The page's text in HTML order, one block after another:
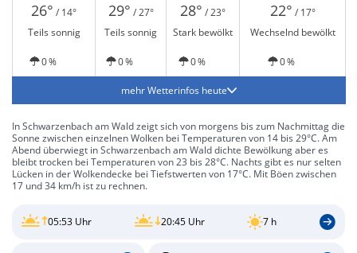
26° / 14° 29° / 27° 28° / 23° 22° / 17°
Teils sonnig
Teils sonnig Stark bewölkt Wechselnd bewölkt
0 % 0 % 0 % 0 %
mehr Wetterinfos heute
In Schwarzenbach am Wald zeigt sich von morgens bis zum Nachmittag die
Sonne zwischen einzelnen Wolken bei Temperaturen von 14 bis 29°C. Am
Abend überwiegt in Schwarzenbach am Wald dichte Bewölkung aber es
bleibt trocken bei Temperaturen von 23 bis 28°C. Nachts gibt es nur selten
Lücken in der Wolkendecke bei Tiefstwerten von 17°C. Mit Böen zwischen
17 und 34 km/h ist zu rechnen.
05:53 Uhr 20:45 Uhr 7 h